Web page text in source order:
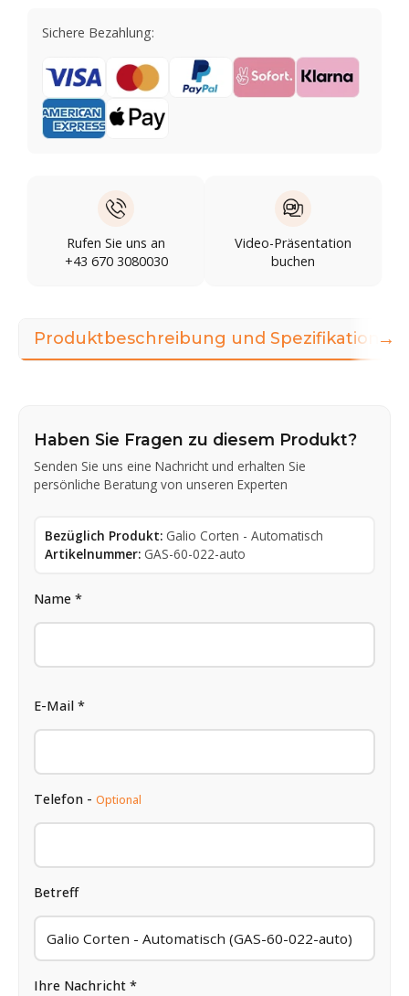
Sichere Bezahlung:
Rufen Sie uns an
+43 670 3080030
Video-Präsentation
buchen
Produktbeschreibung und Spezifikationen
Haben Sie Fragen zu diesem Produkt?
Senden Sie uns eine Nachricht und erhalten Sie
persönliche Beratung von unseren Experten
Bezüglich Produkt: Galio Corten - Automatisch
Artikelnummer: GAS-60-022-auto
Name *
E-Mail *
Telefon - Optional
Betreff
Ihre Nachricht *
→